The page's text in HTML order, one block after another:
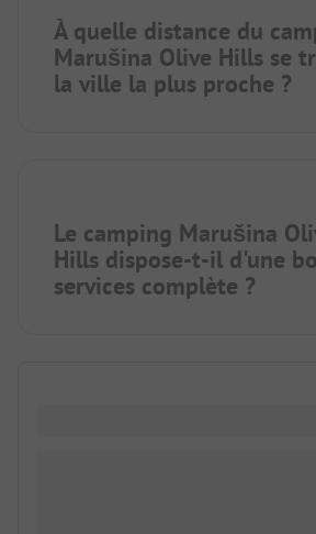
À quelle distance du
Marušina Olive Hills se
la ville la plus proche ?
Le camping Marušina
Hills dispose-t-il d'une
services complète ?